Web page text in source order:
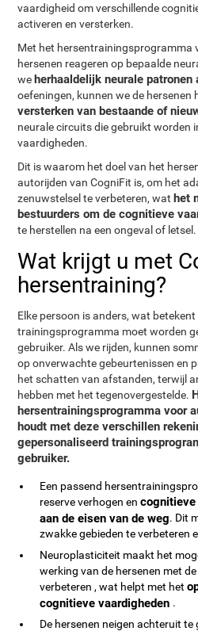
vaardigheid om verschillende
activeren en versterken.
Met het hersentrainingsprogramma
hersenen reageren op bepaalde
weherhaaldelijk neurale patronen
oefeningen, kunnen we de hersenen
versterken van bestaande of
neurale circuits die gebruikt worden
vaardigheden.
Dit is waarom het doel van het
autorijden van CogniFit is, om het
zenuwstelsel te verbeteren, wathet
bestuurders om de cognitieve
te herstellen na een ongeval of letsel.
Wat krijgt u met
hersentraining?
Elke persoon is anders, wat betekent
trainingsprogramma moet worden
gebruiker. Als we rijden, kunnen
op onverwachte gebeurtenissen en
het schatten van afstanden, terwijl
hebben met het tegenovergestelde.
hersentrainingsprogramma voor
houdt met deze verschillen
gepersonaliseerd
gebruiker.
Een passend
reserve verhogen encognitieve
aan de eisen van de weg. Dit
zwakke gebieden te verbeteren
Neuroplasticiteit maakt het
werking van de hersenen met
verbeteren , wat helpt met het
cognitieve vaardigheden .
De hersenen neigen achteruit